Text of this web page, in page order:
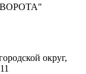
округ,